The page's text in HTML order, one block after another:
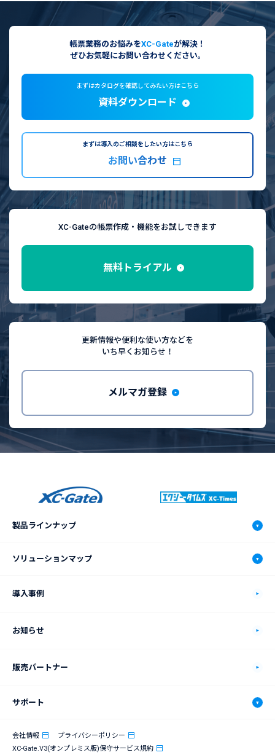
帳票業務のお悩みをXC-Gateが解決！
ぜひお気軽にお問い合わせください。
まずはカタログを確認してみたい方はこちら
資料ダウンロード
まずは導入のご相談をしたい方はこちら
お問い合わせ
XC-Gateの帳票作成・機能をお試しできます
無料トライアル
更新情報や便利な使い方などを
いち早くお知らせ！
メルマガ登録
製品ラインナップ
XC-Gate.V3
連携システム
連携機器
ソリューションマップ
ソリューションマップ
鉄鋼製造業
導入事例
お知らせ
販売パートナー
サポート
サポート
会社情報
プライバシーポリシー
XC-Gate.V3(オンプレミス版)保守サービス規約